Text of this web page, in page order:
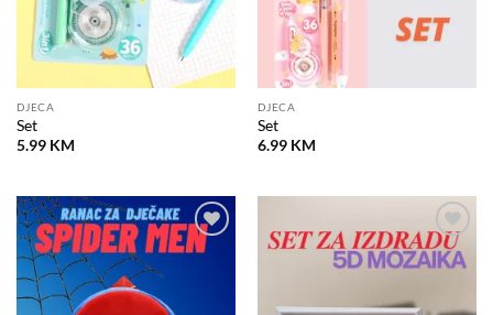
DJECA
Set
5.99 KM
DJECA
Set
6.99 KM
Dodaj
Dodaj
na